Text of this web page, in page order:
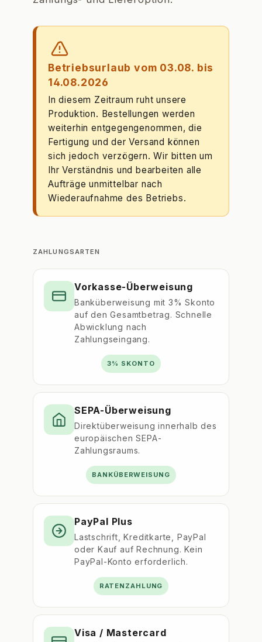
Betriebsurlaub vom 03.08. bis
14.08.2026
In diesem Zeitraum ruht unsere
Produktion. Bestellungen werden
weiterhin entgegengenommen, die
Fertigung und der Versand können
sich jedoch verzögern. Wir bitten um
Ihr Verständnis und bearbeiten alle
Aufträge unmittelbar nach
Wiederaufnahme des Betriebs.
ZAHLUNGSARTEN
Vorkasse-Überweisung
Banküberweisung mit 3% Skonto
auf den Gesamtbetrag. Schnelle
Abwicklung nach
Zahlungseingang.
3% SKONTO
SEPA-Überweisung
Direktüberweisung innerhalb des
europäischen SEPA-
Zahlungsraums.
BANKÜBERWEISUNG
PayPal Plus
Lastschrift, Kreditkarte, PayPal
oder Kauf auf Rechnung. Kein
PayPal-Konto erforderlich.
RATENZAHLUNG
Visa / Mastercard